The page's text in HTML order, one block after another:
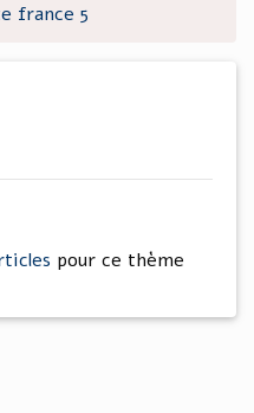
france 5
pour ce thème